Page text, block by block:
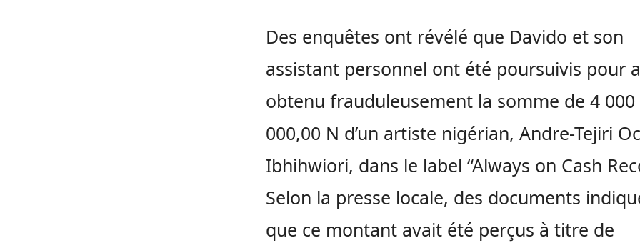
Des enquêtes ont révélé que Davido et son
assistant personnel ont été poursuivis pour
obtenu frauduleusement la somme de 4 000
000,00 N d’un artiste nigérian, Andre-Tejiri
Ibhihwiori, dans le label “Always on Cash
Selon la presse locale, des documents
que ce montant avait été perçus à titre de